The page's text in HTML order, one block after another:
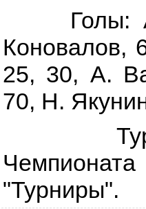
Голы: А.
25, 30, А.
70, Н.
"Турниры".